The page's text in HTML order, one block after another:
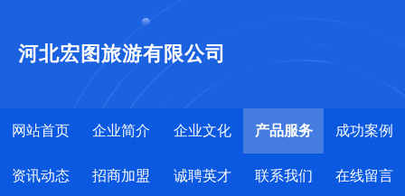
河北宏图旅游有限公司
网站首页 企业简介 企业文化 产品服务 成功案例
资讯动态 招商加盟 诚聘英才 联系我们 在线留言